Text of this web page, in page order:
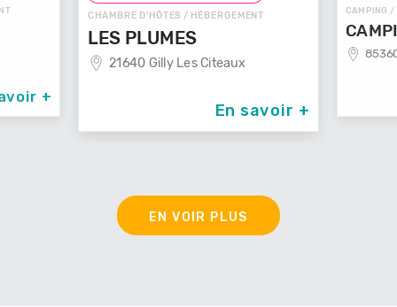
+
CHAMBRE D'HÔTES / HÉBERGEMENT
LES PLUMES
21640 Gilly Les Citeaux
En savoir +
CAMPING /
EN VOIR PLUS